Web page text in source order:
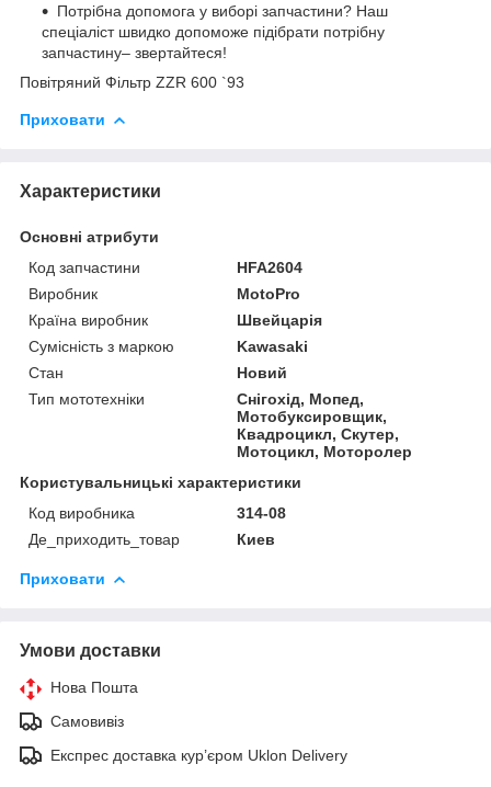
Потрібна допомога у виборі запчастини? Наш
спеціаліст швидко допоможе підібрати потрібну
запчастину– звертайтеся!
Повітряний Фільтр ZZR 600 `93
Приховати
Характеристики
Основні атрибути
Код запчастини
HFA2604
Виробник
MotoPro
Країна виробник
Швейцарія
Сумісність з маркою
Kawasaki
Стан
Новий
Тип мототехніки
Снігохід, Мопед,
Мотобуксировщик,
Квадроцикл, Скутер,
Мотоцикл, Моторолер
Користувальницькі характеристики
Код виробника
314-08
Де_приходить_товар
Киев
Приховати
Умови доставки
Нова Пошта
Самовивіз
Експрес доставка кур’єром Uklon Delivery